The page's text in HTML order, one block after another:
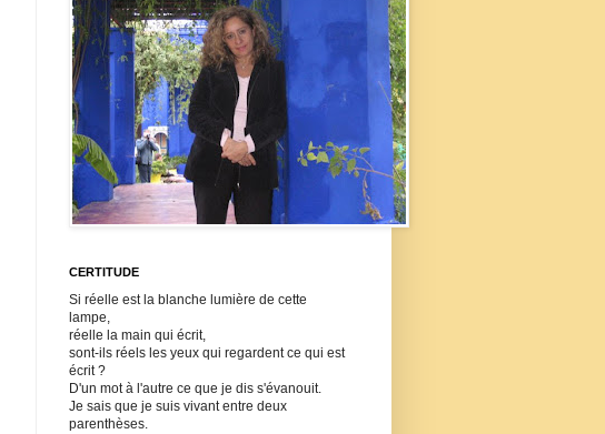
CERTITUDE
Si réelle est la blanche lumière de cette
lampe,
réelle la main qui écrit,
sont-ils réels les yeux qui regardent ce qui est
écrit ?
D'un mot à l'autre ce que je dis s'évanouit.
Je sais que je suis vivant entre deux
parenthèses.